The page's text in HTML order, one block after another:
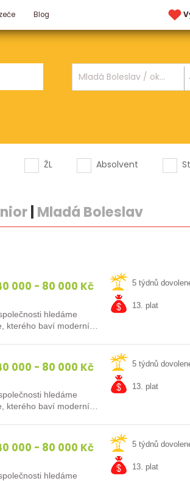
Blog
ŽL Absolvent
| Mladá Boleslav
000 - 80 000 Kč
hledáme
kterého baví moderní…
5 týdnů
13. plat
000 - 80 000 Kč
hledáme
kterého baví moderní…
5 týdnů
13. plat
000 - 80 000 Kč
hledáme
5 týdnů
13. plat